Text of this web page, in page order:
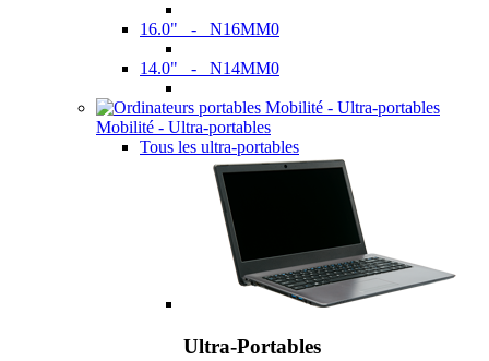
16.0" - N16MM0
14.0" - N14MM0
Mobilité - Ultra-portables
Tous les ultra-portables
Ultra-Portables